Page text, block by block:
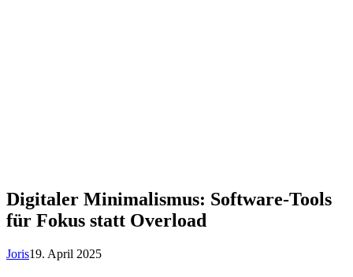
Digitaler Minimalismus: Software-Tools
für Fokus statt Overload
Joris19. April 2025